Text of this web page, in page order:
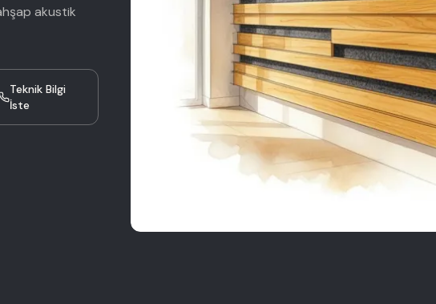
akustik
Teknik Bilgi
İste